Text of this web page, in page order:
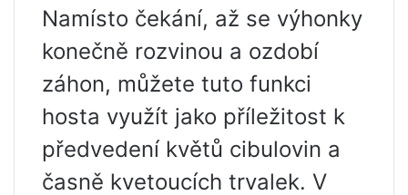
Namísto čekání, až se výhonky
konečně rozvinou a ozdobí
záhon, můžete tuto funkci
hosta využít jako příležitost k
předvedení květů cibulovin a
časně kvetoucích trvalek. V